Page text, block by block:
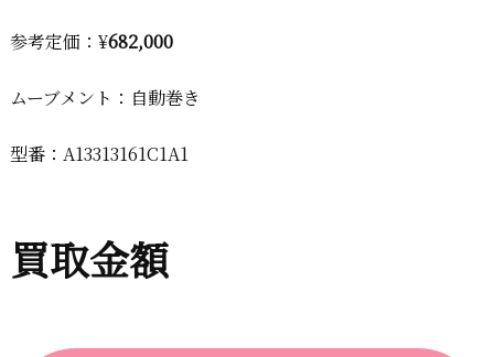
参考定価：¥682,000
ムーブメント：自動巻き
型番：A13313161C1A1
買取金額